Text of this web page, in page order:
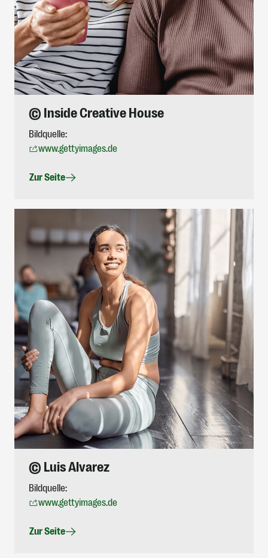
© Inside Creative House
Bildquelle:
www.gettyimages.de
Zur Seite
© Luis Alvarez
Bildquelle:
www.gettyimages.de
Zur Seite